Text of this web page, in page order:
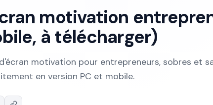
motivation
à télécharger)
motivation pour entrepreneurs, sobres et
en version PC et mobile.